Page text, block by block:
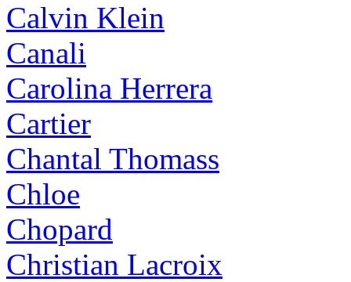
Calvin Klein
Canali
Carolina Herrera
Cartier
Chantal Thomass
Chloe
Chopard
Christian Lacroix